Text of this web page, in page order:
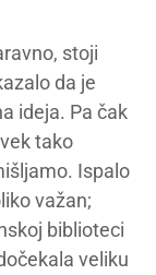
stoji
da je
ideja. Pa čak
tako
Ispalo
važan;
biblioteci
veliku